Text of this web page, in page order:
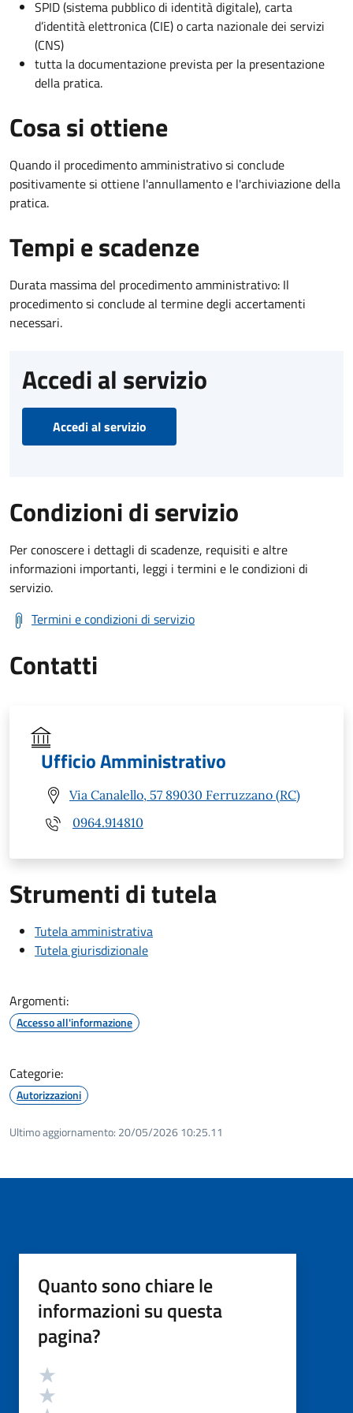
SPID (sistema pubblico di identità digitale), carta
d’identità elettronica (CIE) o carta nazionale dei servizi
(CNS)
tutta la documentazione prevista per la presentazione
della pratica.
Cosa si ottiene
Quando il procedimento amministrativo si conclude
positivamente si ottiene l'annullamento e l'archiviazione della
pratica.
Tempi e scadenze
Durata massima del procedimento amministrativo: Il
procedimento si conclude al termine degli accertamenti
necessari.
Accedi al servizio
Accedi al servizio
Condizioni di servizio
Per conoscere i dettagli di scadenze, requisiti e altre
informazioni importanti, leggi i termini e le condizioni di
servizio.
Termini e condizioni di servizio
Contatti
Ufficio Amministrativo
Via Canalello, 57 89030 Ferruzzano (RC)
0964.914810
Strumenti di tutela
Tutela amministrativa
Tutela giurisdizionale
Argomenti:
Accesso all'informazione
Categorie:
Autorizzazioni
Ultimo aggiornamento: 20/05/2026 10:25.11
Quanto sono chiare le
informazioni su questa
pagina?
Valutazione